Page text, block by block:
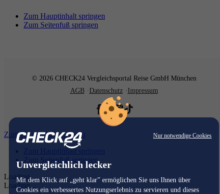
Nur notwendige Cookies
Unvergleichlich lecker
Mit dem Klick auf „geht klar” ermöglichen Sie uns Ihnen über
Cookies ein verbessertes Nutzungserlebnis zu servieren und dieses
Zum Hauptinhalt springen
Zum Seitenfuß springen
© 2026 CHECK24 Vergleichsportal Reise GmbH München
AGB
Datenschutz Impressum
Zum Hauptinhalt springen
Zum Hauptinhalt springen
Zum Seitenfuß springen
Loading...
Loading...